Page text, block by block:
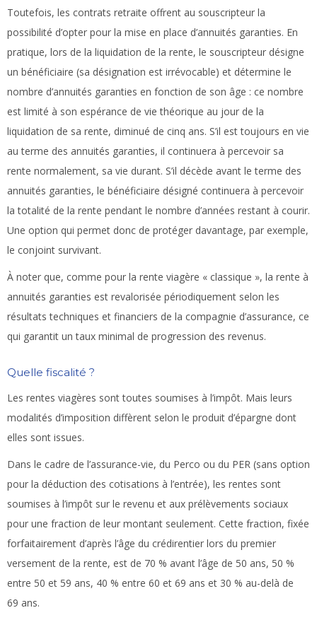
Toutefois, les contrats retraite offrent au souscripteur la
possibilité d’opter pour la mise en place d’annuités garanties. En
pratique, lors de la liquidation de la rente, le souscripteur désigne
un bénéficiaire (sa désignation est irrévocable) et détermine le
nombre d’annuités garanties en fonction de son âge : ce nombre
est limité à son espérance de vie théorique au jour de la
liquidation de sa rente, diminué de cinq ans. S’il est toujours en vie
au terme des annuités garanties, il continuera à percevoir sa
rente normalement, sa vie durant. S’il décède avant le terme des
annuités garanties, le bénéficiaire désigné continuera à percevoir
la totalité de la rente pendant le nombre d’années restant à courir.
Une option qui permet donc de protéger davantage, par exemple,
le conjoint survivant.
À noter que, comme pour la rente viagère « classique », la rente à
annuités garanties est revalorisée périodiquement selon les
résultats techniques et financiers de la compagnie d’assurance, ce
qui garantit un taux minimal de progression des revenus.
Quelle fiscalité ?
Les rentes viagères sont toutes soumises à l’impôt. Mais leurs
modalités d’imposition diffèrent selon le produit d’épargne dont
elles sont issues.
Dans le cadre de l’assurance-vie, du Perco ou du PER (sans option
pour la déduction des cotisations à l’entrée), les rentes sont
soumises à l’impôt sur le revenu et aux prélèvements sociaux
pour une fraction de leur montant seulement. Cette fraction, fixée
forfaitairement d’après l’âge du crédirentier lors du premier
versement de la rente, est de 70 % avant l’âge de 50 ans, 50 %
entre 50 et 59 ans, 40 % entre 60 et 69 ans et 30 % au-delà de
69 ans.